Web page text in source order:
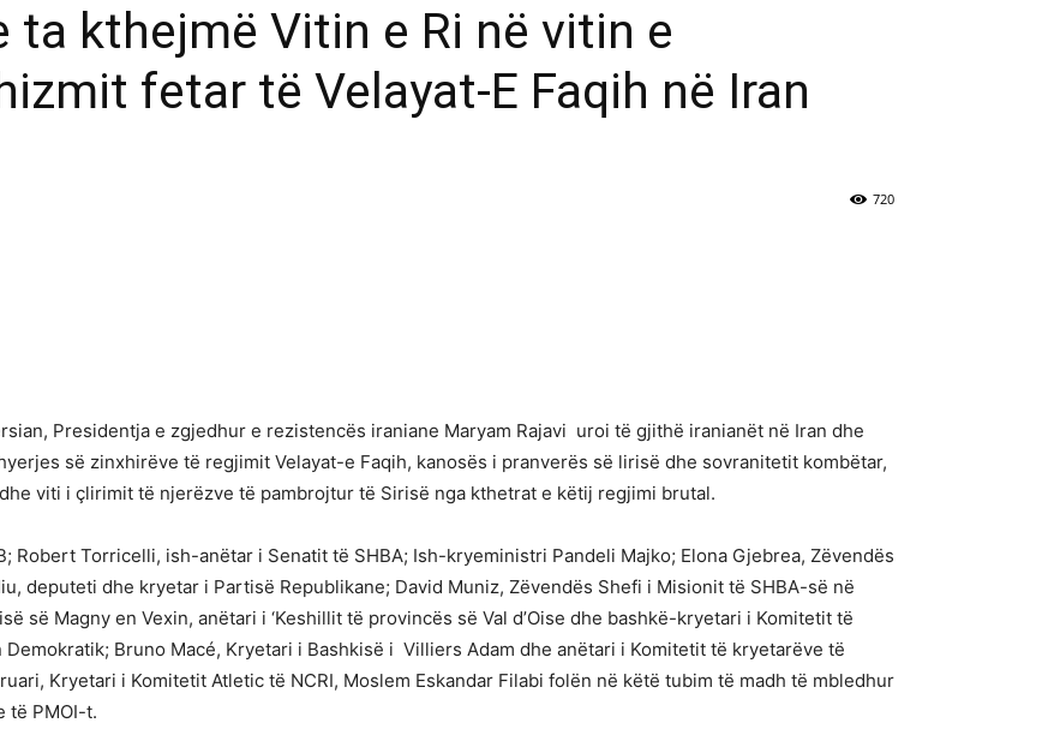
ta kthejmë Vitin e Ri në vitin e
fetar të Velayat-E Faqih në Iran
720
Presidentja e zgjedhur e rezistencës iraniane Maryam Rajavi uroi të gjithë iranianët në Iran dhe
së zinxhirëve të regjimit Velayat-e Faqih, kanosës i pranverës së lirisë dhe sovranitetit kombëtar,
viti i çlirimit të njerëzve të pambrojtur të Sirisë nga kthetrat e këtij regjimi brutal.
Robert Torricelli, ish-anëtar i Senatit të SHBA; Ish-kryeministri Pandeli Majko; Elona Gjebrea, Zëvendës
deputeti dhe kryetar i Partisë Republikane; David Muniz, Zëvendës Shefi i Misionit të SHBA-së në
së Magny en Vexin, anëtari i ‘Keshillit të provincës së Val d’Oise dhe bashkë-kryetari i Komitetit të
Bruno Macé, Kryetari i Bashkisë i Villiers Adam dhe anëtari i Komitetit të kryetarëve të
Kryetari i Komitetit Atletic të NCRI, Moslem Eskandar Filabi folën në këtë tubim të madh të mbledhur
të PMOI-t.